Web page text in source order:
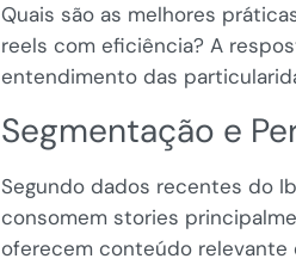
Quais são as melhores
reels com eficiência? A
entendimento das
Segmentação e
Segundo dados recentes do
consomem stories
oferecem conteúdo relevante